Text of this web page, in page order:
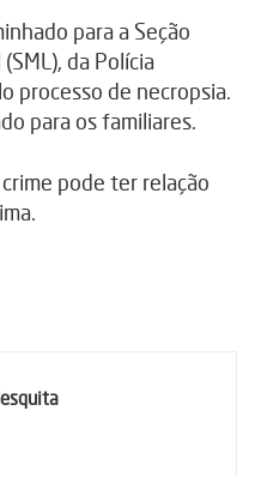
para a Seção
da Polícia
processo de necropsia.
para os familiares.
pode ter relação